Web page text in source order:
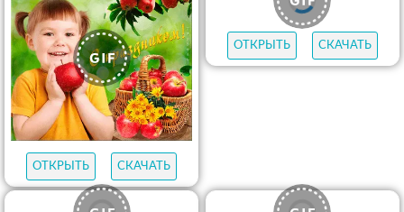
ОТКРЫТЬ СКАЧАТЬ
ОТКРЫТЬ СКАЧАТЬ